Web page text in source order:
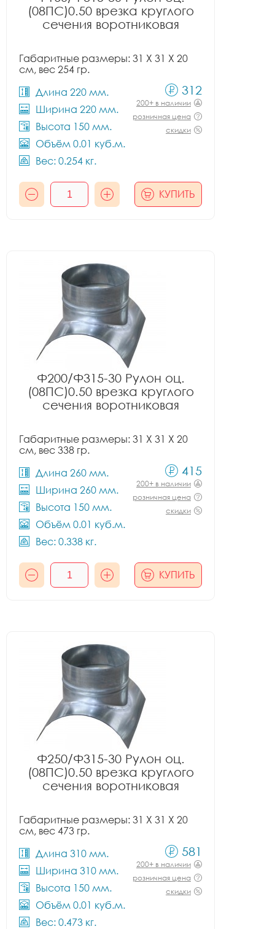
(08ПС)0.50 врезка круглого
сечения воротниковая
Габаритные размеры: 31 X 31 X 20
см, вес 254 гр.
Длина 220 мм.
Ширина 220 мм.
Высота 150 мм.
Объём 0.01 куб.м.
Вес: 0.254 кг.
312
200+ в наличии
розничная цена
скидки
КУПИТЬ
Ф200/Ф315-30 Рулон оц.
(08ПС)0.50 врезка круглого
сечения воротниковая
Габаритные размеры: 31 X 31 X 20
см, вес 338 гр.
Длина 260 мм.
Ширина 260 мм.
Высота 150 мм.
Объём 0.01 куб.м.
Вес: 0.338 кг.
415
200+ в наличии
розничная цена
скидки
КУПИТЬ
Ф250/Ф315-30 Рулон оц.
(08ПС)0.50 врезка круглого
сечения воротниковая
Габаритные размеры: 31 X 31 X 20
см, вес 473 гр.
Длина 310 мм.
Ширина 310 мм.
Высота 150 мм.
Объём 0.01 куб.м.
Вес: 0.473 кг.
581
200+ в наличии
розничная цена
скидки